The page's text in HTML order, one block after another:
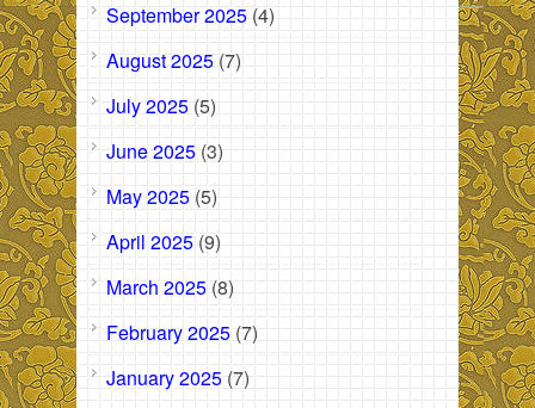
September 2025 (4)
August 2025 (7)
July 2025 (5)
June 2025 (3)
May 2025 (5)
April 2025 (9)
March 2025 (8)
February 2025 (7)
January 2025 (7)